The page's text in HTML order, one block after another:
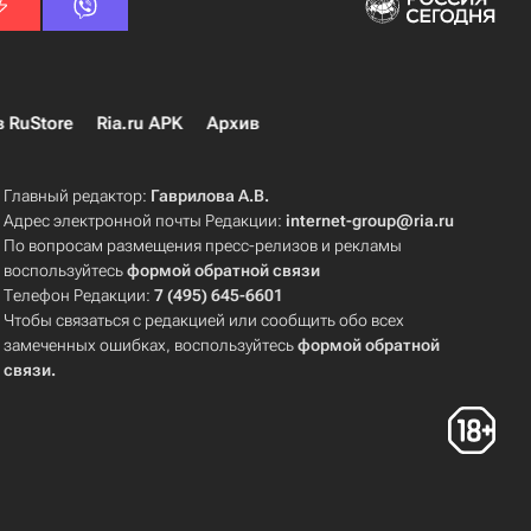
RuStore Ria.ru APK Архив
Главный редактор: Гаврилова А.В.
Адрес электронной почты Редакции:internet-group@ria.ru
По вопросам размещения пресс-релизов и рекламы
воспользуйтесьформой обратной связи
Телефон Редакции:7 (495) 645-6601
Чтобы связаться с редакцией или сообщить обо всех
замеченных ошибках, воспользуйтесьформой обратной
связи.